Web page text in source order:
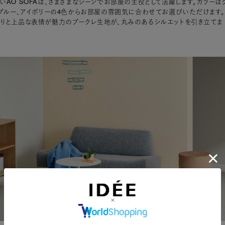
ブルー、アイボリーの4色からお部屋の雰囲気に合わせてお選びいただけます。
と上品な表情が魅力のブークレ生地が、丸みのあるシルエットを引き立てま